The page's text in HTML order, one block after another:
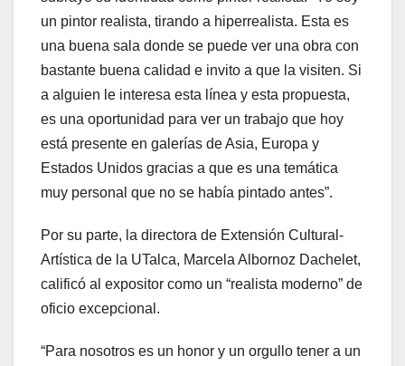
un pintor realista, tirando a hiperrealista. Esta es
una buena sala donde se puede ver una obra con
bastante buena calidad e invito a que la visiten. Si
a alguien le interesa esta línea y esta propuesta,
es una oportunidad para ver un trabajo que hoy
está presente en galerías de Asia, Europa y
Estados Unidos gracias a que es una temática
muy personal que no se había pintado antes”.
Por su parte, la directora de Extensión Cultural-
Artística de la UTalca, Marcela Albornoz Dachelet,
calificó al expositor como un “realista moderno” de
oficio excepcional.
“Para nosotros es un honor y un orgullo tener a un